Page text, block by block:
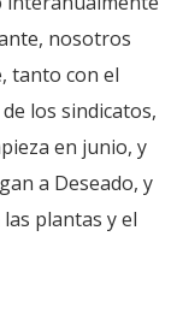
nosotros
tanto con el
los sindicatos,
en junio, y
a Deseado, y
plantas y el